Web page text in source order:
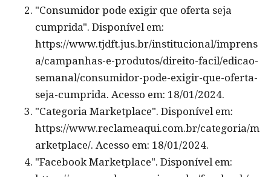
"Consumidor pode exigir que oferta seja
cumprida". Disponível em:
https://www.tjdft.jus.br/institucional/imprens
a/campanhas-e-produtos/direito-facil/edicao-
semanal/consumidor-pode-exigir-que-oferta-
seja-cumprida. Acesso em: 18/01/2024.
"Categoria Marketplace". Disponível em:
https://www.reclameaqui.com.br/categoria/m
arketplace/. Acesso em: 18/01/2024.
"Facebook Marketplace". Disponível em: